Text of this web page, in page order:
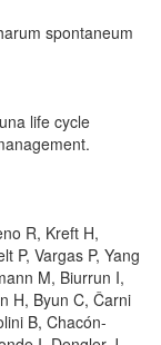
spontaneum
life cycle
R, Kreft H,
P, Vargas P, Yang
M, Biurrun I,
H, Byun C, Čarni
B, Chacón-